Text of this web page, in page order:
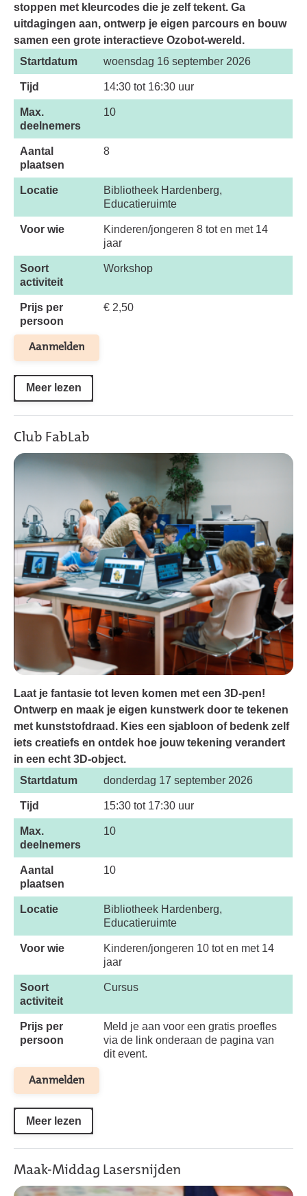
stoppen met kleurcodes die je zelf tekent. Ga
uitdagingen aan, ontwerp je eigen parcours en bouw
samen een grote interactieve Ozobot-wereld.
Startdatum
woensdag 16 september 2026
Tijd 14:30 tot 16:30 uur
Max.
deelnemers
10
Aantal
plaatsen
8
Locatie
Bibliotheek Hardenberg,
Educatieruimte
Voor wie
Kinderen/jongeren 8 tot en met 14
jaar
Soort
activiteit
Workshop
Prijs per
persoon
€ 2,50
Aanmelden
Meer lezen
Club FabLab
Laat je fantasie tot leven komen met een 3D-pen!
Ontwerp en maak je eigen kunstwerk door te tekenen
met kunststofdraad. Kies een sjabloon of bedenk zelf
iets creatiefs en ontdek hoe jouw tekening verandert
in een echt 3D-object.
Startdatum
donderdag 17 september 2026
Tijd 15:30 tot 17:30 uur
Max.
deelnemers
10
Aantal
plaatsen
10
Locatie
Bibliotheek Hardenberg,
Educatieruimte
Voor wie
Kinderen/jongeren 10 tot en met 14
jaar
Soort
activiteit
Cursus
Prijs per
persoon
Meld je aan voor een gratis proefles
via de link onderaan de pagina van
dit event.
Aanmelden
Meer lezen
Maak-Middag Lasersnijden